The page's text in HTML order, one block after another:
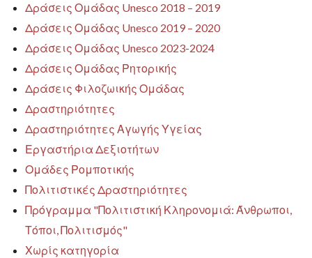
Δράσεις Ομάδας Unesco 2018 – 2019
Δράσεις Ομάδας Unesco 2019 – 2020
Δράσεις Ομάδας Unesco 2023-2024
Δράσεις Ομάδας Ρητορικής
Δράσεις Φιλοζωικής Ομάδας
Δραστηριότητες
Δραστηριότητες Αγωγής Υγείας
Εργαστήρια Δεξιοτήτων
Ομάδες Ρομποτικής
Πολιτιστικές Δραστηριότητες
Πρόγραμμα "Πολιτιστική Κληρονομιά: Άνθρωποι,
Τόποι, Πολιτισμός"
Χωρίς κατηγορία